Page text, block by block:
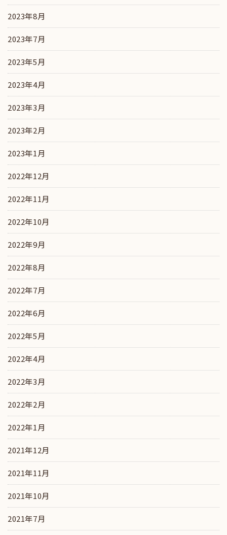
2023年8月
2023年7月
2023年5月
2023年4月
2023年3月
2023年2月
2023年1月
2022年12月
2022年11月
2022年10月
2022年9月
2022年8月
2022年7月
2022年6月
2022年5月
2022年4月
2022年3月
2022年2月
2022年1月
2021年12月
2021年11月
2021年10月
2021年7月